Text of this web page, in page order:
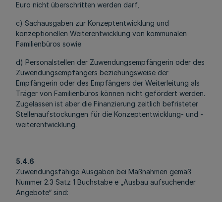
Euro nicht überschritten werden darf,
c) Sachausgaben zur Konzeptentwicklung und
konzeptionellen Weiterentwicklung von kommunalen
Familienbüros sowie
d) Personalstellen der Zuwendungsempfängerin oder des
Zuwendungsempfängers beziehungsweise der
Empfängerin oder des Empfängers der Weiterleitung als
Träger von Familienbüros können nicht gefördert werden.
Zugelassen ist aber die Finanzierung zeitlich befristeter
Stellenaufstockungen für die Konzeptentwicklung- und -
weiterentwicklung.
5.4.6
Zuwendungsfähige Ausgaben bei Maßnahmen gemäß
Nummer 2.3 Satz 1 Buchstabe e „Ausbau aufsuchender
Angebote“ sind: